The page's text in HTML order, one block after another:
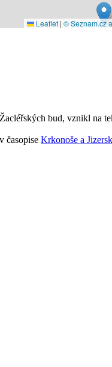
Leaflet | © Seznam.cz
bud, vznikl na
časopise Krkonoše a